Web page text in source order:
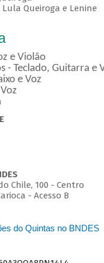
Lula Queiroga e Lenine
e Violão
- Teclado, Guitarra e
e Voz
Chile, 100 - Centro
- Acesso B
do Quintas no BNDES